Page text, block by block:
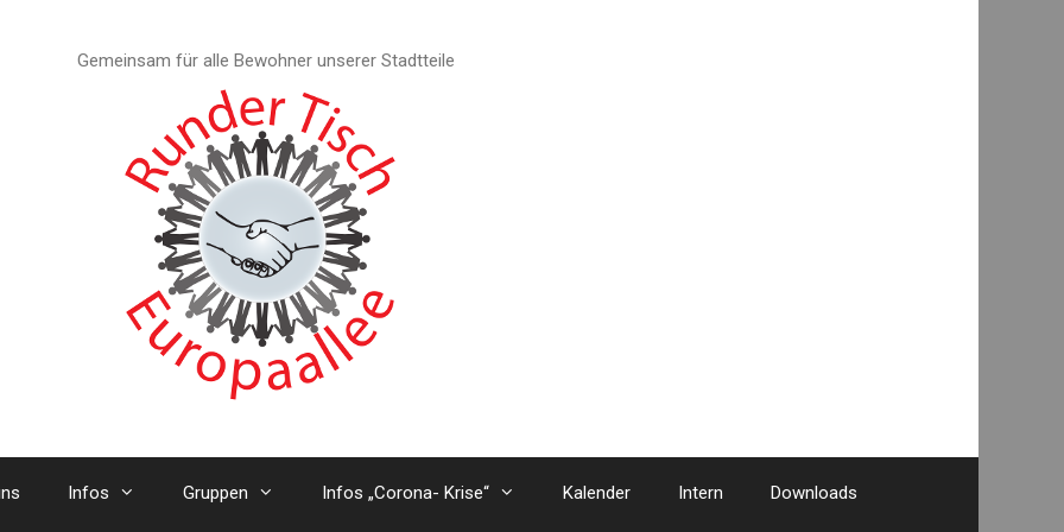
Gemeinsam für alle Bewohner unserer Stadtteile
Infos Gruppen Infos „Corona- Krise“ Kalender Intern Downloads